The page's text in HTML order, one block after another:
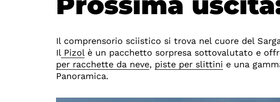
Il comprensorio sciistico si trova nel cuore del
Il Pizol è un pacchetto sorpresa sottovalutato e
per racchette da neve, piste per slittini e una
Panoramica.